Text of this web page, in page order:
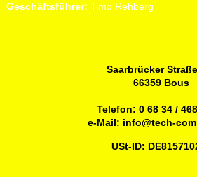
Geschäftsführer: Timo Rehberg
Saarbrücker
66359 Bous
Telefon:0 68 34 /
e-Mail: info@tech-
USt-ID: